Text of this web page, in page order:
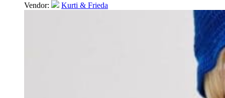
Vendor:
Kurti & Frieda